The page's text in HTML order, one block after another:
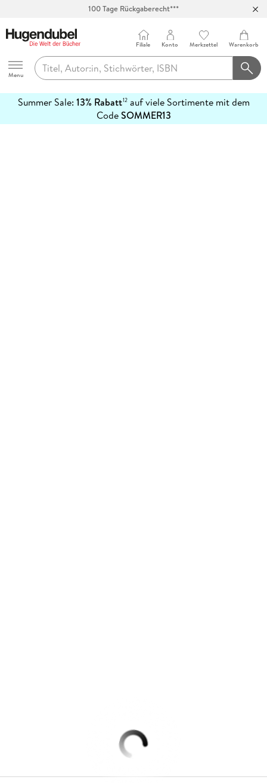
100 Tage Rückgaberecht***
Hugendubel
Menu
Filiale Konto Merkzettel Warenkorb
Summer Sale: 13% Rabatt12auf viele Sortimente mit dem
CodeSOMMER13
erfahren